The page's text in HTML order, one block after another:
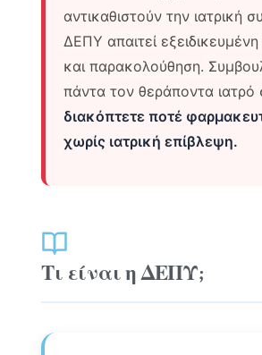
αντικαθιστούν την ιατρική
ΔΕΠΥ απαιτεί
και παρακολούθηση.
πάντα τον θεράποντα ιατρό
διακόπτετε ποτέ
χωρίς ιατρική επίβλεψη.
Τι είναι η ΔΕΠΥ;